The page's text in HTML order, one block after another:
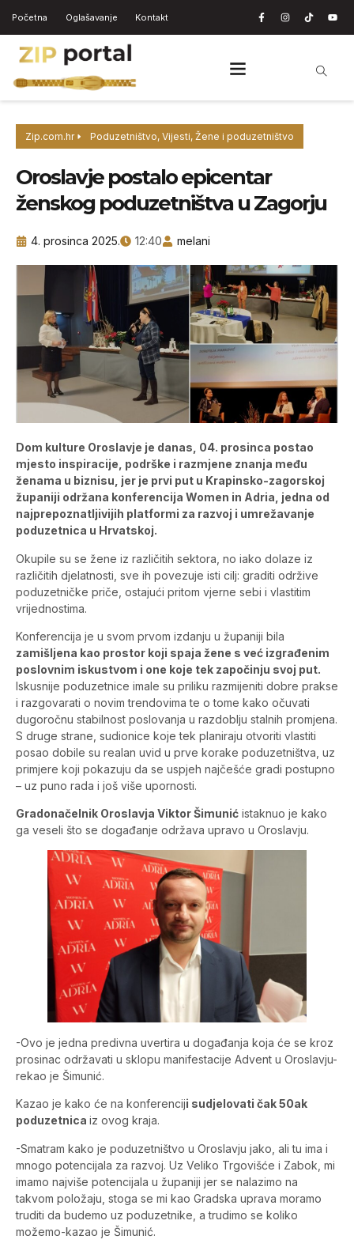
Početna Oglašavanje Kontakt
Zip.com.hr Poduzetništvo, Vijesti, Žene i poduzetništvo
Oroslavje postalo epicentar
ženskog poduzetništva u Zagorju
4. prosinca 2025. 12:40 melani
Dom kulture Oroslavje je danas, 04. prosinca postao
mjesto inspiracije, podrške i razmjene znanja među
ženama u biznisu, jer je prvi put u Krapinsko-zagorskoj
županiji održana konferencija Women in Adria, jedna od
najprepoznatljivijih platformi za razvoj i umrežavanje
poduzetnica u Hrvatskoj.
Okupile su se žene iz različitih sektora, no iako dolaze iz
različitih djelatnosti, sve ih povezuje isti cilj: graditi održive
poduzetničke priče, ostajući pritom vjerne sebi i vlastitim
vrijednostima.
Konferencija je u svom prvom izdanju u županiji bila
zamišljena kao prostor koji spaja žene s već izgrađenim
poslovnim iskustvom i one koje tek započinju svoj put.
Iskusnije poduzetnice imale su priliku razmijeniti dobre prakse
i razgovarati o novim trendovima te o tome kako očuvati
dugoročnu stabilnost poslovanja u razdoblju stalnih promjena.
S druge strane, sudionice koje tek planiraju otvoriti vlastiti
posao dobile su realan uvid u prve korake poduzetništva, uz
primjere koji pokazuju da se uspjeh najčešće gradi postupno
– uz puno rada i još više upornosti.
Gradonačelnik Oroslavja Viktor Šimunić istaknuo je kako
ga veseli što se događanje održava upravo u Oroslavju.
-Ovo je jedna predivna uvertira u događanja koja će se kroz
prosinac održavati u sklopu manifestacije Advent u Oroslavju-
rekao je Šimunić.
Kazao je kako će na konferenciji sudjelovati čak 50ak
poduzetnica iz ovog kraja.
-Smatram kako je poduzetništvo u Oroslavju jako, ali tu ima i
mnogo potencijala za razvoj. Uz Veliko Trgovišće i Zabok, mi
imamo najviše potencijala u županiji jer se nalazimo na
takvom položaju, stoga se mi kao Gradska uprava moramo
truditi da budemo uz poduzetnike, a trudimo se koliko
možemo-kazao je Šimunić.